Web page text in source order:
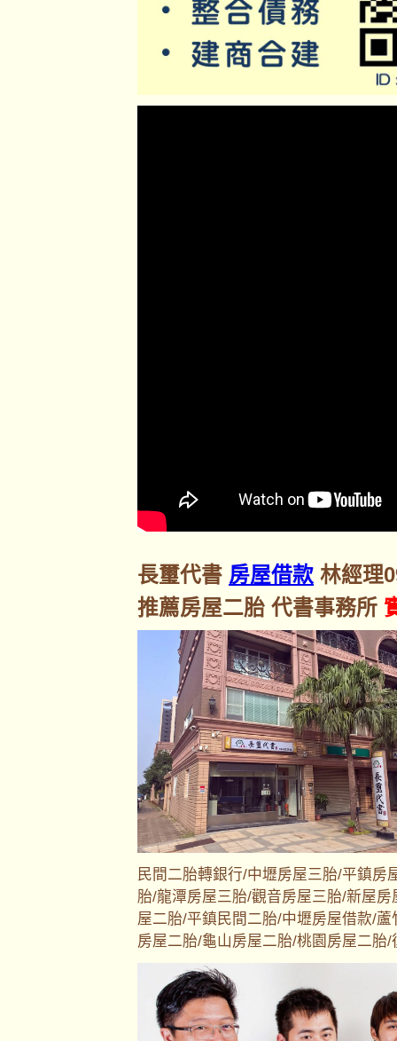
長璽代書 房屋借款 林經理
推薦房屋二胎 代書事務所
民間二胎轉銀行/中壢房屋三胎/平鎮房
胎/龍潭房屋三胎/觀音房屋三胎/新屋
屋二胎/平鎮民間二胎/中壢房屋借款/
房屋二胎/龜山房屋二胎/桃園房屋二胎/